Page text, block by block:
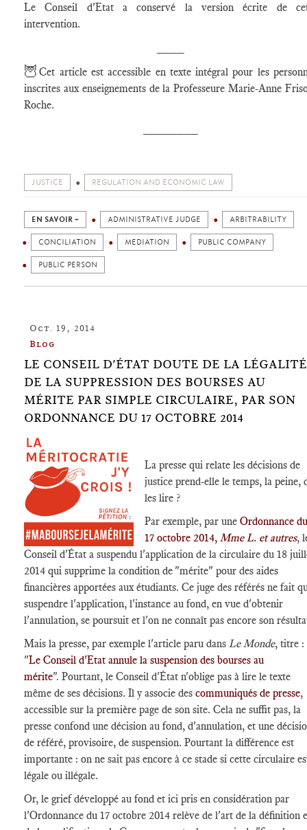
Le Conseil d'Etat a conservé la version écrite de
intervention.
🦉Cet article est accessible en texte intégral pour les
inscrites aux enseignements de la Professeure Marie-Anne
Roche.
JUSTICE REGULATION AND ECONOMIC LAW
EN SAVOIR + ADMINISTRATIVE JUDGE ARBITRABILITY
CONCILIATION MEDIATION PUBLIC COMPANY
PUBLIC PERSON
Oct. 19, 2014
Blog
LE CONSEIL D'ÉTAT DOUTE DE LA LÉGALITÉ
DE LA SUPPRESSION DES BOURSES AU
MÉRITE PAR SIMPLE CIRCULAIRE, PAR SON
ORDONNANCE DU 17 OCTOBRE 2014
La presse qui relate les décisions de
justice prend-elle le temps, la peine,
les lire ?
Par exemple, par une Ordonnance du
17 octobre 2014, Mme L. et autres,
Conseil d'État a suspendu l'application de la circulaire du 18
2014 qui supprime la condition de "mérite" pour des aides
financières apportées aux étudiants. Ce juge des référés ne fait
suspendre l'application, l'instance au fond, en vue d'obtenir
l'annulation, se poursuit et l'on ne connaît pas encore son
Mais la presse, par exemple l'article paru dans Le Monde, titre :
"Le Conseil d'Etat annule la suspension des bourses au
mérite". Pourtant, le Conseil d'État n'oblige pas à lire le texte
même de ses décisions. Il y associe des communiqués de presse,
accessible sur la première page de son site. Cela ne suffit pas, la
presse confond une décision au fond, d'annulation, et une
de référé, provisoire, de suspension. Pourtant la différence est
importante : on ne sait pas encore à ce stade si cette circulaire
légale ou illégale.
Or, le grief développé au fond et ici pris en considération par
l'Ordonnance du 17 octobre 2014 relève de l'art de la définition